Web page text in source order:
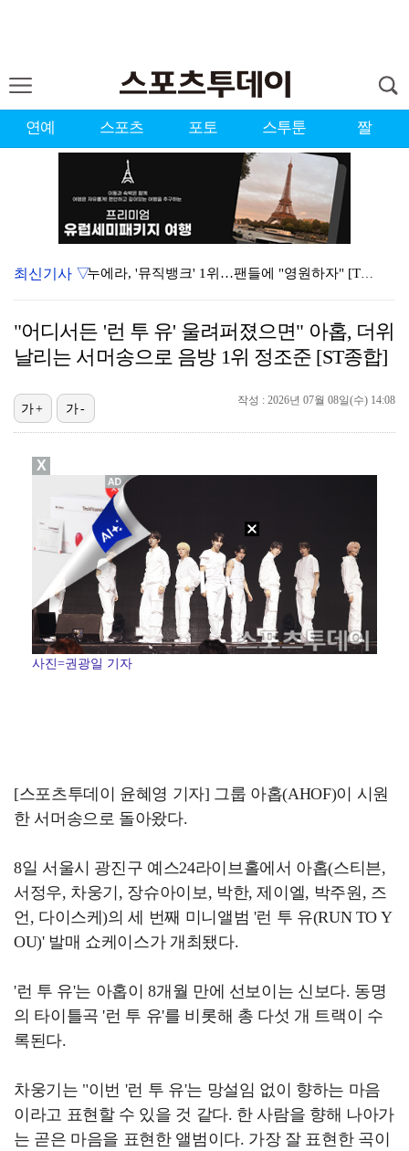
연예 스포츠 포토 스투툰 짤
누에라, '뮤직뱅크' 1위…팬들에 "영원하자" [TV캡…
폭발까지 5분…안보현·정은채, 목숨 건 사투 시작(재벌…
이강인, 아틀레티코 마드리드 첫 훈련 진행…9일 맨시티…
'1라운드 115위' 김민별, 2라운드 7타 줄이며 7…
대놓고 '심판 마사지'로 결재 받기도…최종 결재권자는 …
진세연, 전속계약 종료…FA 시장 나왔다 [공식]
최신기사 ▽
"어디서든 '런 투 유' 울려퍼졌으면" 아홉, 더위
날리는 서머송으로 음방 1위 정조준 [ST종합]
작성 : 2026년 07월 08일(수) 14:08
가+ 가-
사진=권광일 기자
[스포츠투데이 윤혜영 기자] 그룹 아홉(AHOF)이 시원
한 서머송으로 돌아왔다.
8일 서울시 광진구 예스24라이브홀에서 아홉(스티븐,
서정우, 차웅기, 장슈아이보, 박한, 제이엘, 박주원, 즈
언, 다이스케)의 세 번째 미니앨범 '런 투 유(RUN TO Y
OU)' 발매 쇼케이스가 개최됐다.
'런 투 유'는 아홉이 8개월 만에 선보이는 신보다. 동명
의 타이틀곡 '런 투 유'를 비롯해 총 다섯 개 트랙이 수
록된다.
차웅기는 "이번 '런 투 유'는 망설임 없이 향하는 마음
이라고 표현할 수 있을 것 같다. 한 사람을 향해 나아가
는 곧은 마음을 표현한 앨범이다. 가장 잘 표현한 곡이
X